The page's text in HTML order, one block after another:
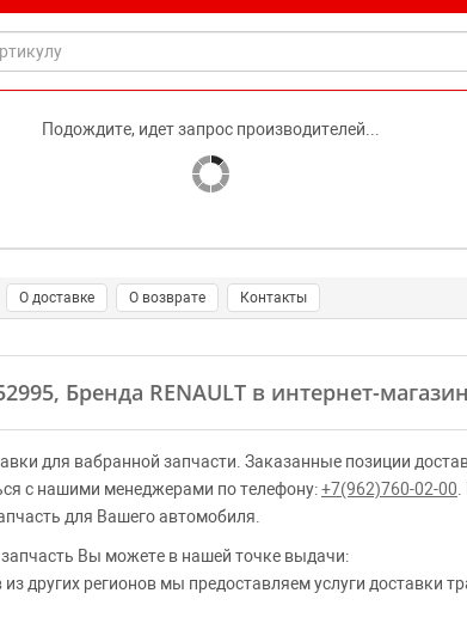
Подождите, идет запрос производителей...
О доставке О возврате Контакты
Бренда RENAULT в интернет-
для вабранной запчасти. Заказанные позиции
с нашими менеджерами по телефону:+7(962)760-02-00
для Вашего автомобиля.
Вы можете в нашей точке выдачи:
из других регионов мы предоставляем услуги доставки